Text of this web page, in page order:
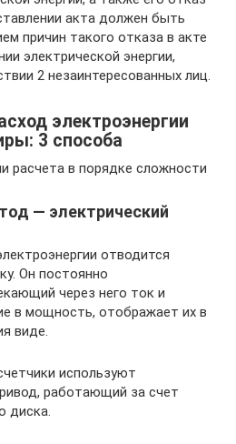
акта должен быть
причин такого отказа в акте
электрической энергии,
2 незаинтересованных лиц.
электроэнергии
3 способа
расчета в порядке сложности
— электрический
отводится
Он постоянно
через него ток и
в мощность, отображает их в
виде.
используют
работающий за счет
диска.